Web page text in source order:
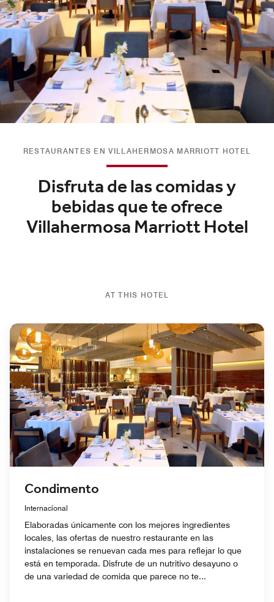
RESTAURANTES EN VILLAHERMOSA MARRIOTT HOTEL
Disfruta de las comidas y
bebidas que te ofrece
Villahermosa Marriott Hotel
AT THIS HOTEL
Condimento
Internacional
Elaboradas únicamente con los mejores ingredientes
locales, las ofertas de nuestro restaurante en las
instalaciones se renuevan cada mes para reflejar lo que
está en temporada. Disfrute de un nutritivo desayuno o
de una variedad de comida que parece no te...